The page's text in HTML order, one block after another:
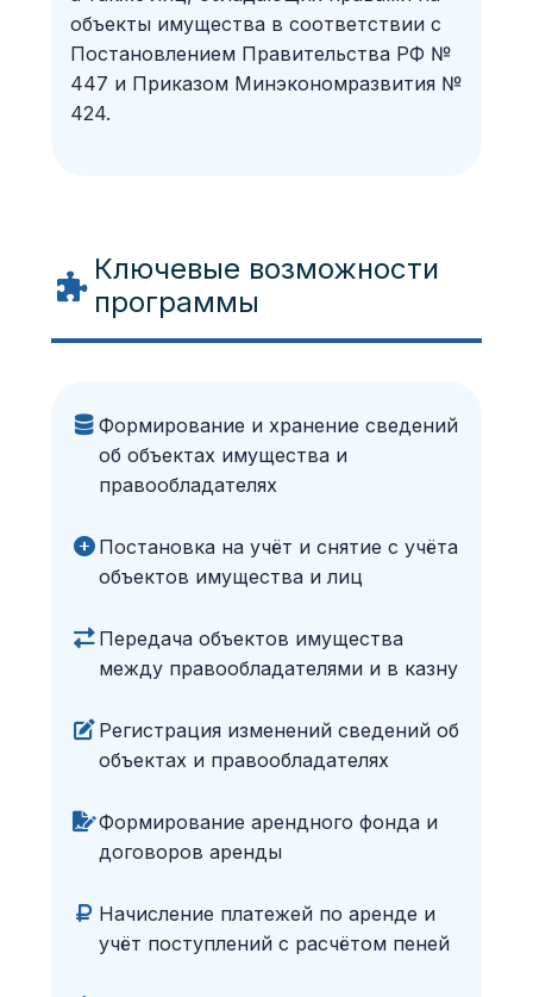
объекты имущества в соответствии с
Постановлением Правительства РФ №
447 и Приказом Минэкономразвития №
424.
Ключевые возможности
программы
Формирование и хранение сведений
об объектах имущества и
правообладателях
Постановка на учёт и снятие с учёта
объектов имущества и лиц
Передача объектов имущества
между правообладателями и в казну
Регистрация изменений сведений об
объектах и правообладателях
Формирование арендного фонда и
договоров аренды
Начисление платежей по аренде и
учёт поступлений с расчётом пеней